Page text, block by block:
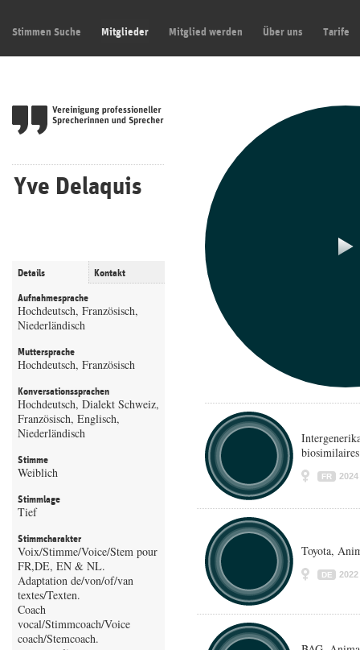
Stimmen Suche Mitglieder Mitglied werden Über uns Tarife
Yve Delaquis
Details Kontakt
Aufnahmesprache
Hochdeutsch, Französisch,
Niederländisch
Muttersprache
Hochdeutsch, Französisch
Konversationssprachen
Hochdeutsch, Dialekt Schweiz,
Französisch, Englisch,
Niederländisch
Stimme
Weiblich
Stimmlage
Tief
Stimmcharakter
Voix/Stimme/Voice/Stem pour
FR,DE, EN & NL.
Adaptation de/von/of/van
textes/Texten.
Coach
vocal/Stimmcoach/Voice
coach/Stemcoach.
FR 2024
Toyota,
DE 2022